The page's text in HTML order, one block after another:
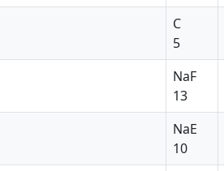
C
5
NaF
13
NaE
10